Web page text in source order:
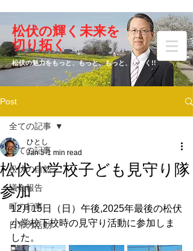
​増田 ひとし
​松伏の輝く未来を
切り拓く
松伏の魅力をもっと、もっと、もっと、大きく!!
元松伏町議会議員
Post
全ての記事
松伏の自然
議会報告
町の行事
日常の活動
全ての記事
松伏小学校子ども見守り隊
参加
ひとし
Jan 5 1 min read
12月15日（日）午後,2025年最後の松伏
小学校下校時の見守り活動に参加しま
した。